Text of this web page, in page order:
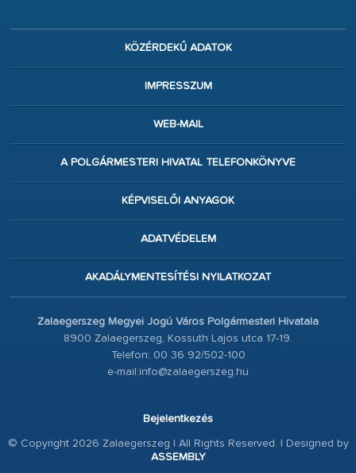
KÖZÉRDEKŰ ADATOK
IMPRESSZUM
WEB-MAIL
A POLGÁRMESTERI HIVATAL TELEFONKÖNYVE
KÉPVISELŐI ANYAGOK
ADATVÉDELEM
AKADÁLYMENTESÍTÉSI NYILATKOZAT
Zalaegerszeg Megyei Jogú Város Polgármesteri Hivatala
8900 Zalaegerszeg, Kossuth Lajos utca 17-19.
Telefon: 00 36 92/502-100
e-mail:info@zalaegerszeg.hu
Bejelentkezés
© Copyright 2026 Zalaegerszeg | All Rights Reserved. | Designed by
ASSEMBLY